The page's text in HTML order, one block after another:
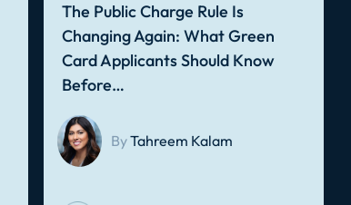
The Public Charge Rule Is
Changing Again: What Green
Card Applicants Should Know
Before…
ByTahreem Kalam